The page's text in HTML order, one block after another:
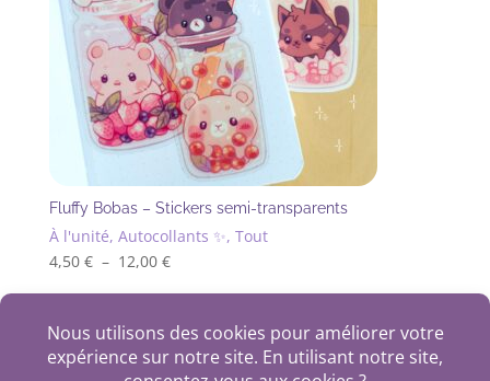
Fluffy Bobas – Stickers semi-transparents
À l'unité, Autocollants ✨, Tout
4,50 € – 12,00 €Plage
4,50 €
à
+
a
plusieurs